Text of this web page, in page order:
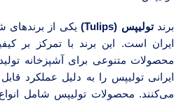
برندتولیپس (Tulips)
یکی از برندهای
ایران است. این برند با تمرکز بر
محصولات متنوعی برای آشپزخانه
ایرانی تولیپس را به دلیل عملکرد
می‌کنند. محصولات تولیپس شامل